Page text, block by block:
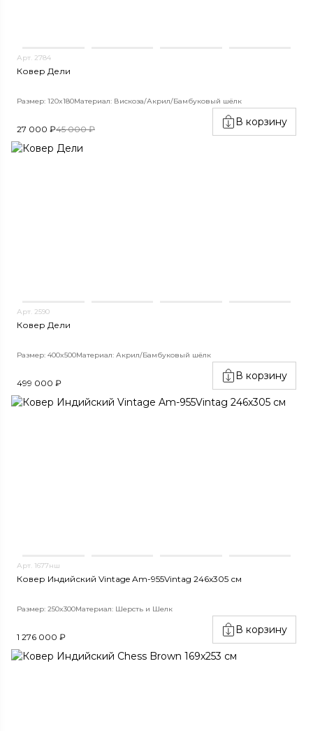
Арт. 2784
Ковер Дели
Размер: 120x180Материал: Вискоза/Акрил/Бамбуковый шёлк
27 000 ₽45 000 ₽
В корзину
Арт. 2590
Ковер Дели
Размер: 400x500Материал: Акрил/Бамбуковый шёлк
499 000 ₽
В корзину
Арт. 1677нш
Ковер Индийский Vintage Am-955Vintag 246x305 см
Размер: 250x300Материал: Шерсть и Шелк
1 276 000 ₽
В корзину